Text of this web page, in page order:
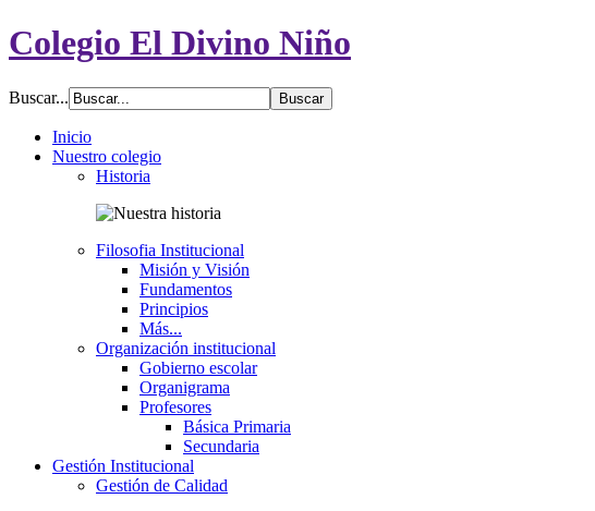
Colegio El Divino Niño
Buscar...
Inicio
Nuestro colegio
Historia
Filosofia Institucional
Misión y Visión
Fundamentos
Principios
Más...
Organización institucional
Gobierno escolar
Organigrama
Profesores
Básica Primaria
Secundaria
Gestión Institucional
Gestión de Calidad